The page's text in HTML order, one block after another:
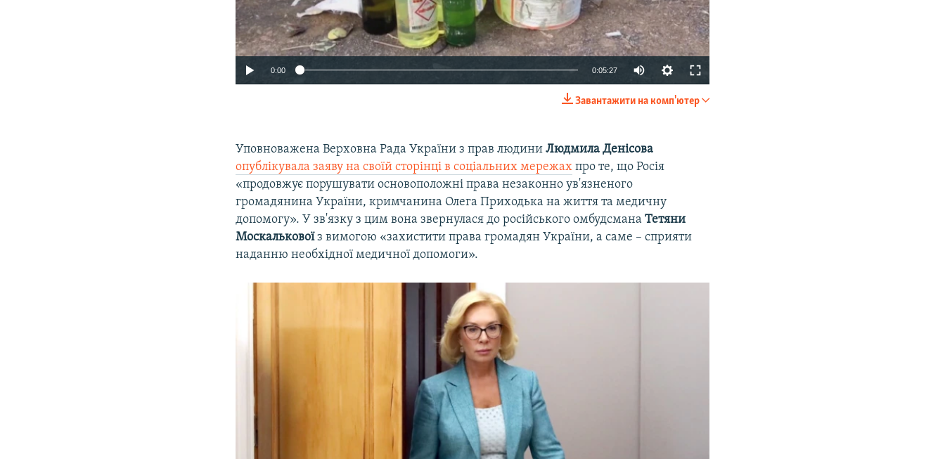
0:00 0:05:27
Завантажити на комп'ютер
Уповноважена Верховна Рада України з прав людиниЛюдмила Денісова
опублікувала заяву на своїй сторінці в соціальних мережах про те, що Росія
«продовжує порушувати основоположні права незаконно ув'язненого
громадянина України, кримчанина Олега Приходька на життя та медичну
допомогу». У зв'язку з цим вона звернулася до російського омбудсманаТетяни
Москальковоїз вимогою «захистити права громадян України, а саме – сприяти
наданню необхідної медичної допомоги».